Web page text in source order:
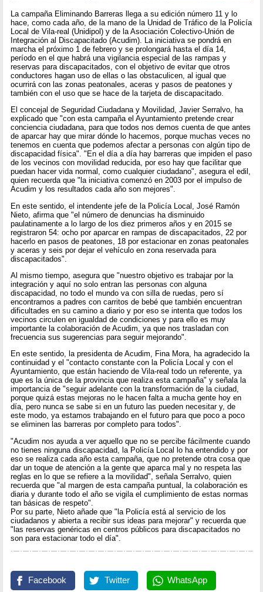
La campaña Eliminando Barreras llega a su edición número 11 y lo
hace, como cada año, de la mano de la Unidad de Tráfico de la Policía
Local de Vila-real (Unidipol) y de la Asociación Colectivo-Unión de
Integración al Discapacitado (Acudim). La iniciativa se pondrá en
marcha el próximo 1 de febrero y se prolongará hasta el día 14,
período en el que habrá una vigilancia especial de las rampas y
reservas para discapacitados, con el objetivo de evitar que otros
conductores hagan uso de ellas o las obstaculicen, al igual que
ocurrirá con las zonas peatonales, aceras y pasos de peatones y
también con el uso que se hace de la tarjeta de discapacitado.
El concejal de Seguridad Ciudadana y Movilidad, Javier Serralvo, ha
explicado que "con esta campaña el Ayuntamiento pretende crear
conciencia ciudadana, para que todos nos demos cuenta de que antes
de aparcar hay que mirar dónde lo hacemos, porque muchas veces no
tenemos en cuenta que podemos afectar a personas con algún tipo de
discapacidad física". "En el día a día hay barreras que impiden el paso
de los vecinos con movilidad reducida, por eso hay que facilitar que
puedan hacer vida normal, como cualquier ciudadano", asegura el edil,
quien recuerda que "la iniciativa comenzó en 2003 por el impulso de
Acudim y los resultados cada año son mejores".
En este sentido, el intendente jefe de la Policía Local, José Ramón
Nieto, afirma que "el número de denuncias ha disminuido
paulatinamente a lo largo de los diez primeros años y en 2015 se
registraron 54: ocho por aparcar en rampas de discapacitados, 22 por
hacerlo en pasos de peatones, 18 por estacionar en zonas peatonales
y aceras y seis por dejar el vehículo en zona reservada para
discapacitados".
Al mismo tiempo, asegura que "nuestro objetivo es trabajar por la
integración y aquí no solo entran las personas con alguna
discapacidad, no todo el mundo va con silla de ruedas, pero sí
encontramos a padres con carritos de bebé que también encuentran
dificultades en su camino a diario y por eso se intenta que todos los
vecinos circulen en igualdad de condiciones y para ello es muy
importante la colaboración de Acudim, ya que nos trasladan con
frecuencia sus sugerencias para seguir mejorando".
En este sentido, la presidenta de Acudim, Fina Mora, ha agradecido la
continuidad y el "contacto constante con la Policía Local y con el
Ayuntamiento, que están haciendo de Vila-real todo un referente, ya
que es la única de la provincia que realiza esta campaña" y señala la
importancia de "seguir adelante con la transformación de la ciudad,
porque quizá estas mejoras no le hacen falta a mucha gente hoy en
día, pero nunca se sabe si en un futuro las pueden necesitar y, de
este modo, ya estamos trabajando en el futuro para que poco a poco
se eliminen las barreras por completo para todos".
"Acudim nos ayuda a ver aquello que no se percibe fácilmente cuando
no tienes ninguna discapacidad, la Policía Local lo ha entendido y por
eso se realiza cada año esta campaña, que no pretende otra cosa que
dar un toque de atención a la gente que aparca mal y no respeta las
reglas en lo que se refiere a la movilidad", señala Serralvo, quien
recuerda que "al margen de esta campaña puntual, la colaboración es
diaria y durante todo el año se vigila el cumplimiento de estas normas
tan básicas de respeto".
Por su parte, Nieto añade que "la Policía está al servicio de los
ciudadanos y abierta a recibir sus ideas para mejorar" y recuerda que
"las reservas genéricas en centros públicos para discapacitados no
son para estacionar todo el día".
Facebook Twitter WhatsApp